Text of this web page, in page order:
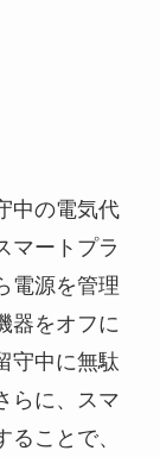
中の電気代
マートプラ
電源を管理
器をオフに
守中に無駄
らに、スマ
ことで、